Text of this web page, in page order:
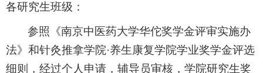
各研究生班级：
参照《南京中医药大学华佗奖学金评审实施办
法》和针灸推拿学院·养生康复学院学业奖学金评选
细则，经过个人申请，辅导员审核，学院研究生奖